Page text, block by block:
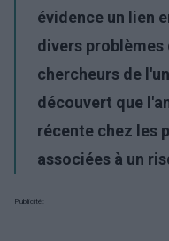
évidence un lien
divers problèmes
chercheurs de
découvert que
récente chez les
associées à un
Publicité: